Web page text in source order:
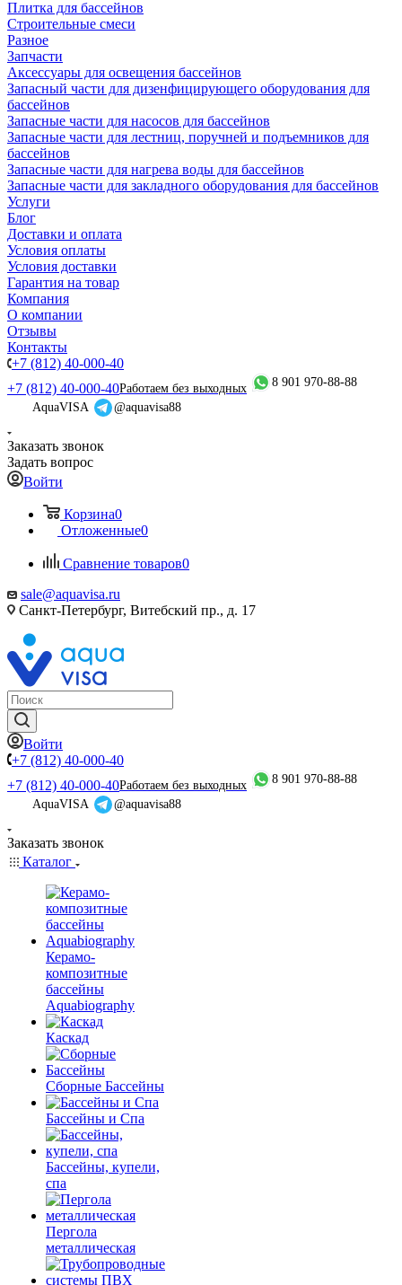
Плитка для бассейнов
Строительные смеси
Разное
Запчасти
Аксессуары для освещения бассейнов
Запасный части для дизенфицирующего оборудования для
бассейнов
Запасные части для насосов для бассейнов
Запасные части для лестниц, поручней и подъемников для
бассейнов
Запасные части для нагрева воды для бассейнов
Запасные части для закладного оборудования для бассейнов
Услуги
Блог
Доставки и оплата
Условия оплаты
Условия доставки
Гарантия на товар
Компания
О компании
Отзывы
Контакты
+7 (812) 40-000-40
+7 (812) 40-000-40Работаем без выходных
8 901 970-88-88
AquaVISA
@aquavisa88
Заказать звонок
Задать вопрос
Войти
Корзина0
Отложенные0
Сравнение товаров0
sale@aquavisa.ru
Санкт-Петербург, Витебский пр., д. 17
Войти
+7 (812) 40-000-40
+7 (812) 40-000-40Работаем без выходных
8 901 970-88-88
AquaVISA
@aquavisa88
Заказать звонок
Каталог
Керамо-
композитные
бассейны
Aquabiography
Каскад
Сборные Бассейны
Бассейны и Спа
Бассейны, купели,
спа
Пергола
металлическая